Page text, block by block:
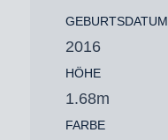
GEBURTSDATUM
2016
HÖHE
1.68m
FARBE